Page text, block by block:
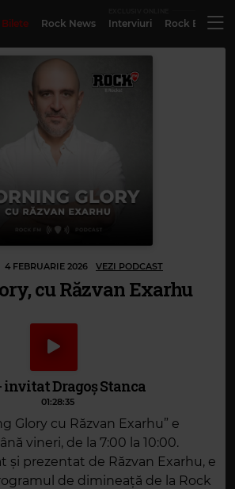
Bilete Rock News Interviuri Rock
4 FEBRUARIE 2026 VEZI PODCAST
cu Răzvan Exarhu
invitat Dragoș Stanca
01:28:35
Glory cu Răzvan Exarhu” e
vineri, de la 7:00 la 10:00.
și prezentat de Răzvan Exarhu, e
de dimineață de la Rock